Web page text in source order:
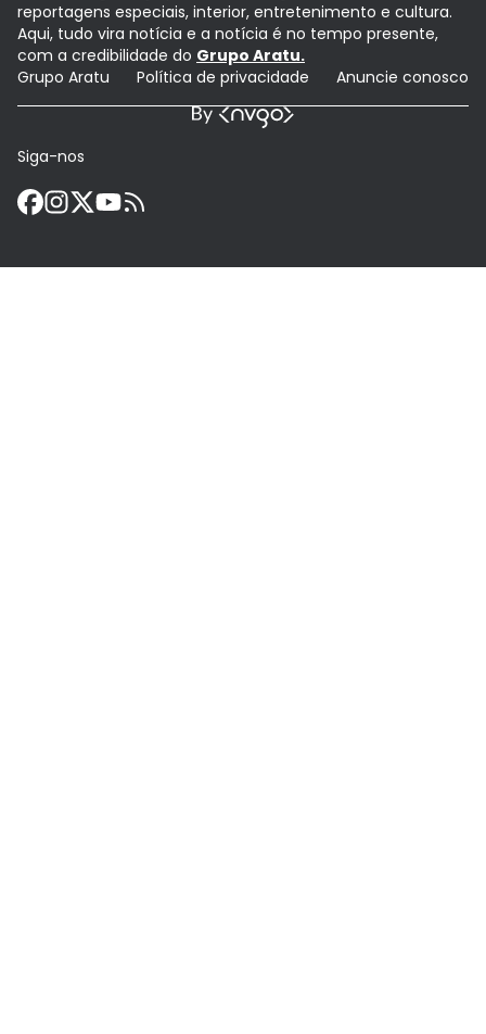
reportagens especiais, interior, entretenimento e cultura.
Aqui, tudo vira notícia e a notícia é no tempo presente,
com a credibilidade do Grupo Aratu.
Grupo Aratu
Política de privacidade Anuncie conosco
Siga-nos